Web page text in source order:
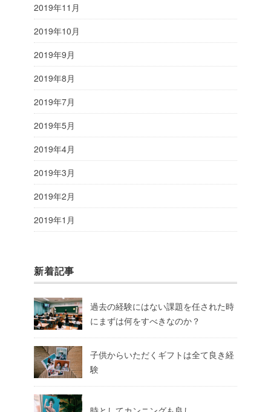
2019年11月
2019年10月
2019年9月
2019年8月
2019年7月
2019年5月
2019年4月
2019年3月
2019年2月
2019年1月
新着記事
過去の経験にはない課題を任された時
にまずは何をすべきなのか？
子供からいただくギフトは全て良き経
験